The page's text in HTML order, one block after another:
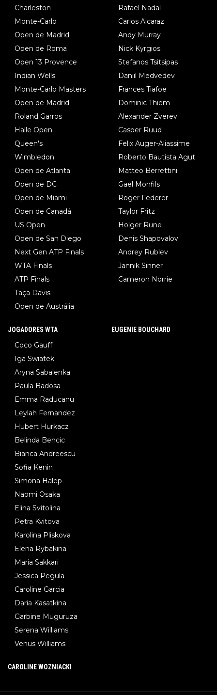
Charleston
Monte-Carlo
Open de Madrid
Open de Roma
Open 13 Provence
Indian Wells
Monte-Carlo Masters
Open de Madrid
Roland Garros
Halle Open
Queen's
Wimbledon
Open de Atlanta
Open de DC
Open de Miami
Open de Canadá
US Open
Open de San Diego
Next Gen ATP Finals
WTA Finals
ATP Finals
Taça Davis
Open de Austrália
Rafael Nadal
Carlos Alcaraz
Andy Murray
Nick Kyrgios
Stefanos Tsitsipas
Daniil Medvedev
Frances Tiafoe
Dominic Thiem
Alexander Zverev
Casper Ruud
Felix Auger-Aliassime
Roberto Bautista Agut
Matteo Berrettini
Gael Monfils
Roger Federer
Taylor Fritz
Holger Rune
Denis Shapovalov
Andrey Rublev
Jannik Sinner
Cameron Norrie
JOGADORES WTA
Coco Gauff
Iga Swiatek
Aryna Sabalenka
Paula Badosa
Emma Raducanu
Leylah Fernandez
Hubert Hurkacz
Belinda Bencic
Bianca Andreescu
Sofia Kenin
Simona Halep
Naomi Osaka
Elina Svitolina
Petra Kvitova
Karolina Pliskova
Elena Rybakina
Maria Sakkari
Jessica Pegula
Caroline Garcia
Daria Kasatkina
Garbine Muguruza
Serena Williams
Venus Williams
EUGENIE BOUCHARD
CAROLINE WOZNIACKI